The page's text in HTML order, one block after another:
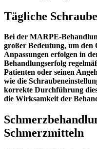
Tägliche
Bei der MARPE-
großer Bedeutung, um den
Anpassungen erfolgen in
Behandlungserfolg
Patienten oder seinen
wie die
korrekte Durchführung
die Wirksamkeit der
Schmerzmitteln